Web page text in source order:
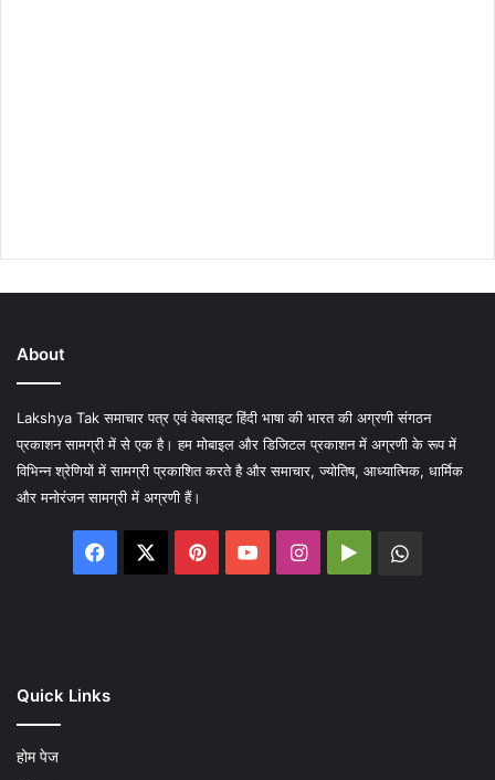
About
Lakshya Tak समाचार पत्र एवं वेबसाइट हिंदी भाषा की भारत की अग्रणी संगठन
प्रकाशन सामग्री में से एक है। हम मोबाइल और डिजिटल प्रकाशन में अग्रणी के रूप में
विभिन्न श्रेणियों में सामग्री प्रकाशित करते है और समाचार, ज्योतिष, आध्यात्मिक, धार्मिक
और मनोरंजन सामग्री में अग्रणी हैं।
Facebook PinterestYouTubeInstagram
Google
Quick Links
होम पेज